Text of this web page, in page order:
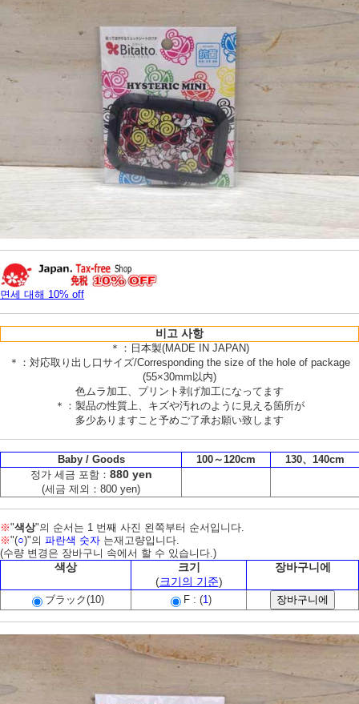
면세 대해 10% off
비고 사항
＊：日本製(MADE IN JAPAN)
＊：対応取り出し口サイズ/Corresponding the size of the hole of package
(55×30mm以内)
色ムラ加工、プリント剥げ加工になってます
＊：製品の性質上、キズや汚れのように見える箇所が
多少ありますこと予めご了承お願い致します
Baby / Goods 100～120cm
130、140cm
정가 세금 포함： 880 yen
(세금 제외：800 yen)
※"색상"의 순서는 1 번째 사진 왼쪽부터 순서입니다.
※"(○)"의 파란색 숫자 는재고량입니다.
(수량 변경은 장바구니 속에서 할 수 있습니다.)
색상
크기
(크기의 기준)
장바구니에
ブラック(10) F : (1)